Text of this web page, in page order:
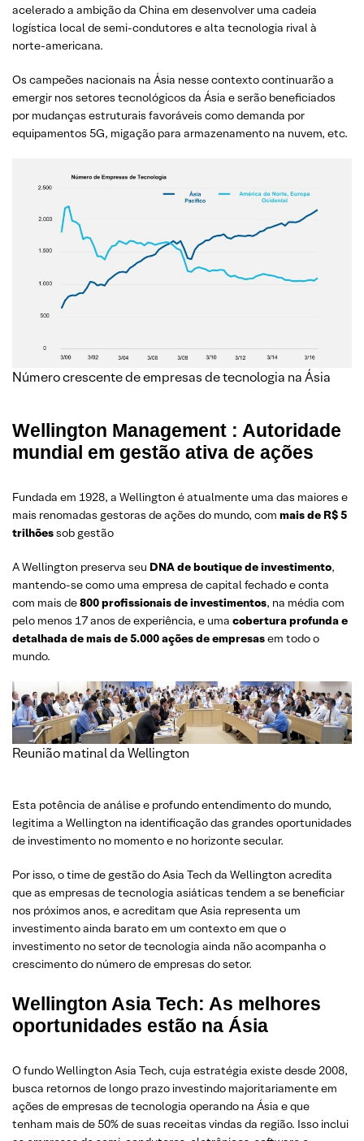
acelerado a ambição da China em desenvolver uma cadeia
logística local de semi-condutores e alta tecnologia rival à
norte-americana.
Os campeões nacionais na Ásia nesse contexto continuarão a
emergir nos setores tecnológicos da Ásia e serão beneficiados
por mudanças estruturais favoráveis como demanda por
equipamentos 5G, migação para armazenamento na nuvem, etc.
Número crescente de empresas de tecnologia na Ásia
Wellington Management : Autoridade
mundial em gestão ativa de ações
Fundada em 1928, a Wellington é atualmente uma das maiores e
mais renomadas gestoras de ações do mundo, com mais de R$ 5
trilhõessob gestão
A Wellington preserva seu DNA de boutique de investimento,
mantendo-se como uma empresa de capital fechado e conta
com mais de800 profissionais de investimentos, na média com
pelo menos 17 anos de experiência, e uma cobertura profunda e
detalhada de mais de 5.000 ações de empresasem todo o
mundo.
Reunião matinal da Wellington
Esta potência de análise e profundo entendimento do mundo,
legitima a Wellington na identificação das grandes oportunidades
de investimento no momento e no horizonte secular.
Por isso, o time de gestão do Asia Tech da Wellington acredita
que as empresas de tecnologia asiáticas tendem a se beneficiar
nos próximos anos, e acreditam que Asia representa um
investimento ainda barato em um contexto em que o
investimento no setor de tecnologia ainda não acompanha o
crescimento do número de empresas do setor.
Wellington Asia Tech: As melhores
oportunidades estão na Ásia
O fundo Wellington Asia Tech, cuja estratégia existe desde 2008,
busca retornos de longo prazo investindo majoritariamente em
ações de empresas de tecnologia operando na Ásia e que
tenham mais de 50% de suas receitas vindas da região. Isso inclui